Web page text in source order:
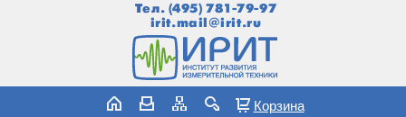
Тел. (495) 781-79-97
irit.mail@irit.ru
Корзина